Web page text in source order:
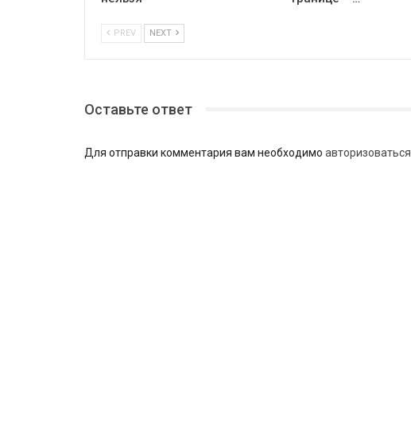
PREV NEXT
Оставьте ответ
Для отправки комментария вам необходимо авторизоваться